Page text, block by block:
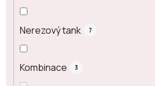
Nerezový tank 7
Kombinace 3